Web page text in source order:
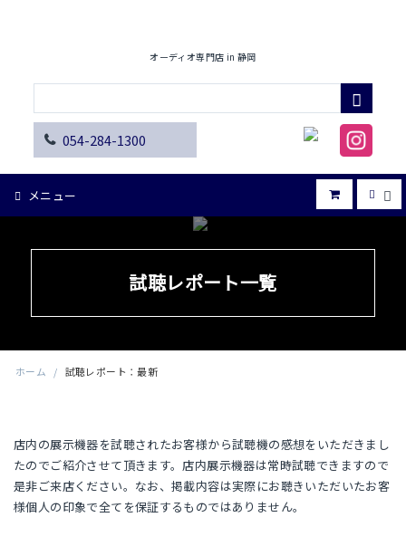
オーディオ専門店 in 静岡
054-284-1300
メニュー
試聴レポート一覧
ホーム / 試聴レポート：最新
店内の展示機器を試聴されたお客様から試聴機の感想をいただきまし
たのでご紹介させて頂きます。店内展示機器は常時試聴できますので
是非ご来店ください。なお、掲載内容は実際にお聴きいただいたお客
様個人の印象で全てを保証するものではありません。